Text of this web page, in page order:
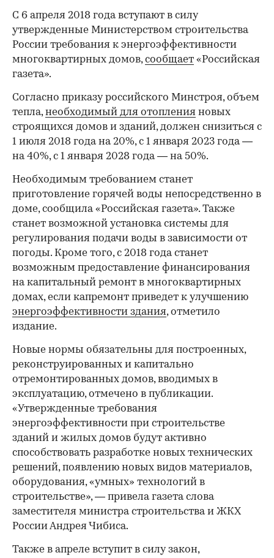
С 6 апреля 2018 года вступают в силу
утвержденные Министерством строительства
России требования к энергоэффективности
многоквартирных домов,сообщает «Российская
газета».
Согласно приказу российского Минстроя, объем
тепла,необходимый для отопления новых
строящихся домов и зданий, должен снизиться с
1 июля 2018 года на 20%, с 1 января 2023 года —
на 40%, с 1 января 2028 года — на 50%.
Необходимым требованием станет
приготовление горячей воды непосредственно в
доме, сообщила «Российская газета». Также
станет возможной установка системы для
регулирования подачи воды в зависимости от
погоды. Кроме того, с 2018 года станет
возможным предоставление финансирования
на капитальный ремонт в многоквартирных
домах, если капремонт приведет к улучшению
энергоэффективности здания, отметило
издание.
Новые нормы обязательны для построенных,
реконструированных и капитально
отремонтированных домов, вводимых в
эксплуатацию, отмечено в публикации.
«Утвержденные требования
энергоэффективности при строительстве
зданий и жилых домов будут активно
способствовать разработке новых технических
решений, появлению новых видов материалов,
оборудования, «умных» технологий в
строительстве», — привела газета слова
заместителя министра строительства и ЖКХ
России Андрея Чибиса.
Также в апреле вступит в силу закон,